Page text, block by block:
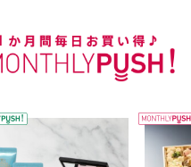
WEEKLY PUSH